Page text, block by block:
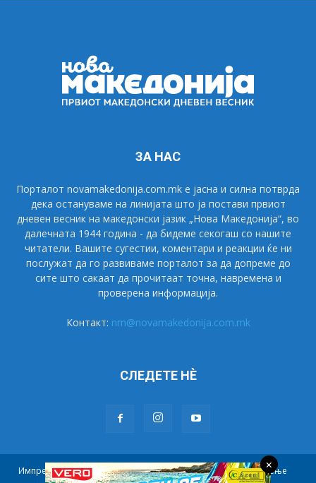
ЗА НАС
Порталот novamakedonija.com.mk е јасна и силна потврда
дека остануваме на линијата што ја постави првиот
дневен весник на македонски јазик „Нова Македонија“, во
далечната 1944 година - да бидеме секогаш со нашите
читатели. Вашите сугестии, коментари и реакции ќе ни
послужат да го развиваме порталот за да допреме до
сите што сакаат да прочитаат точна, навремена и
проверена информација.
Контакт: nm@novamakedonija.com.mk
СЛЕДЕТЕ НÈ
Импресум Маркетинг Претплата
Правила на користење
×